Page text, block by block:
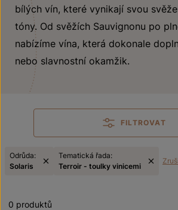
bílých vín, které vynikají svou
tóny. Od svěžích Sauvignonu po
nabízíme vína, která dokonale
nebo slavnostní okamžik.
FILTROVAT
Odrůda:
Solaris
Tematická řada:
Terroir - toulky vinicemi
0 produktů